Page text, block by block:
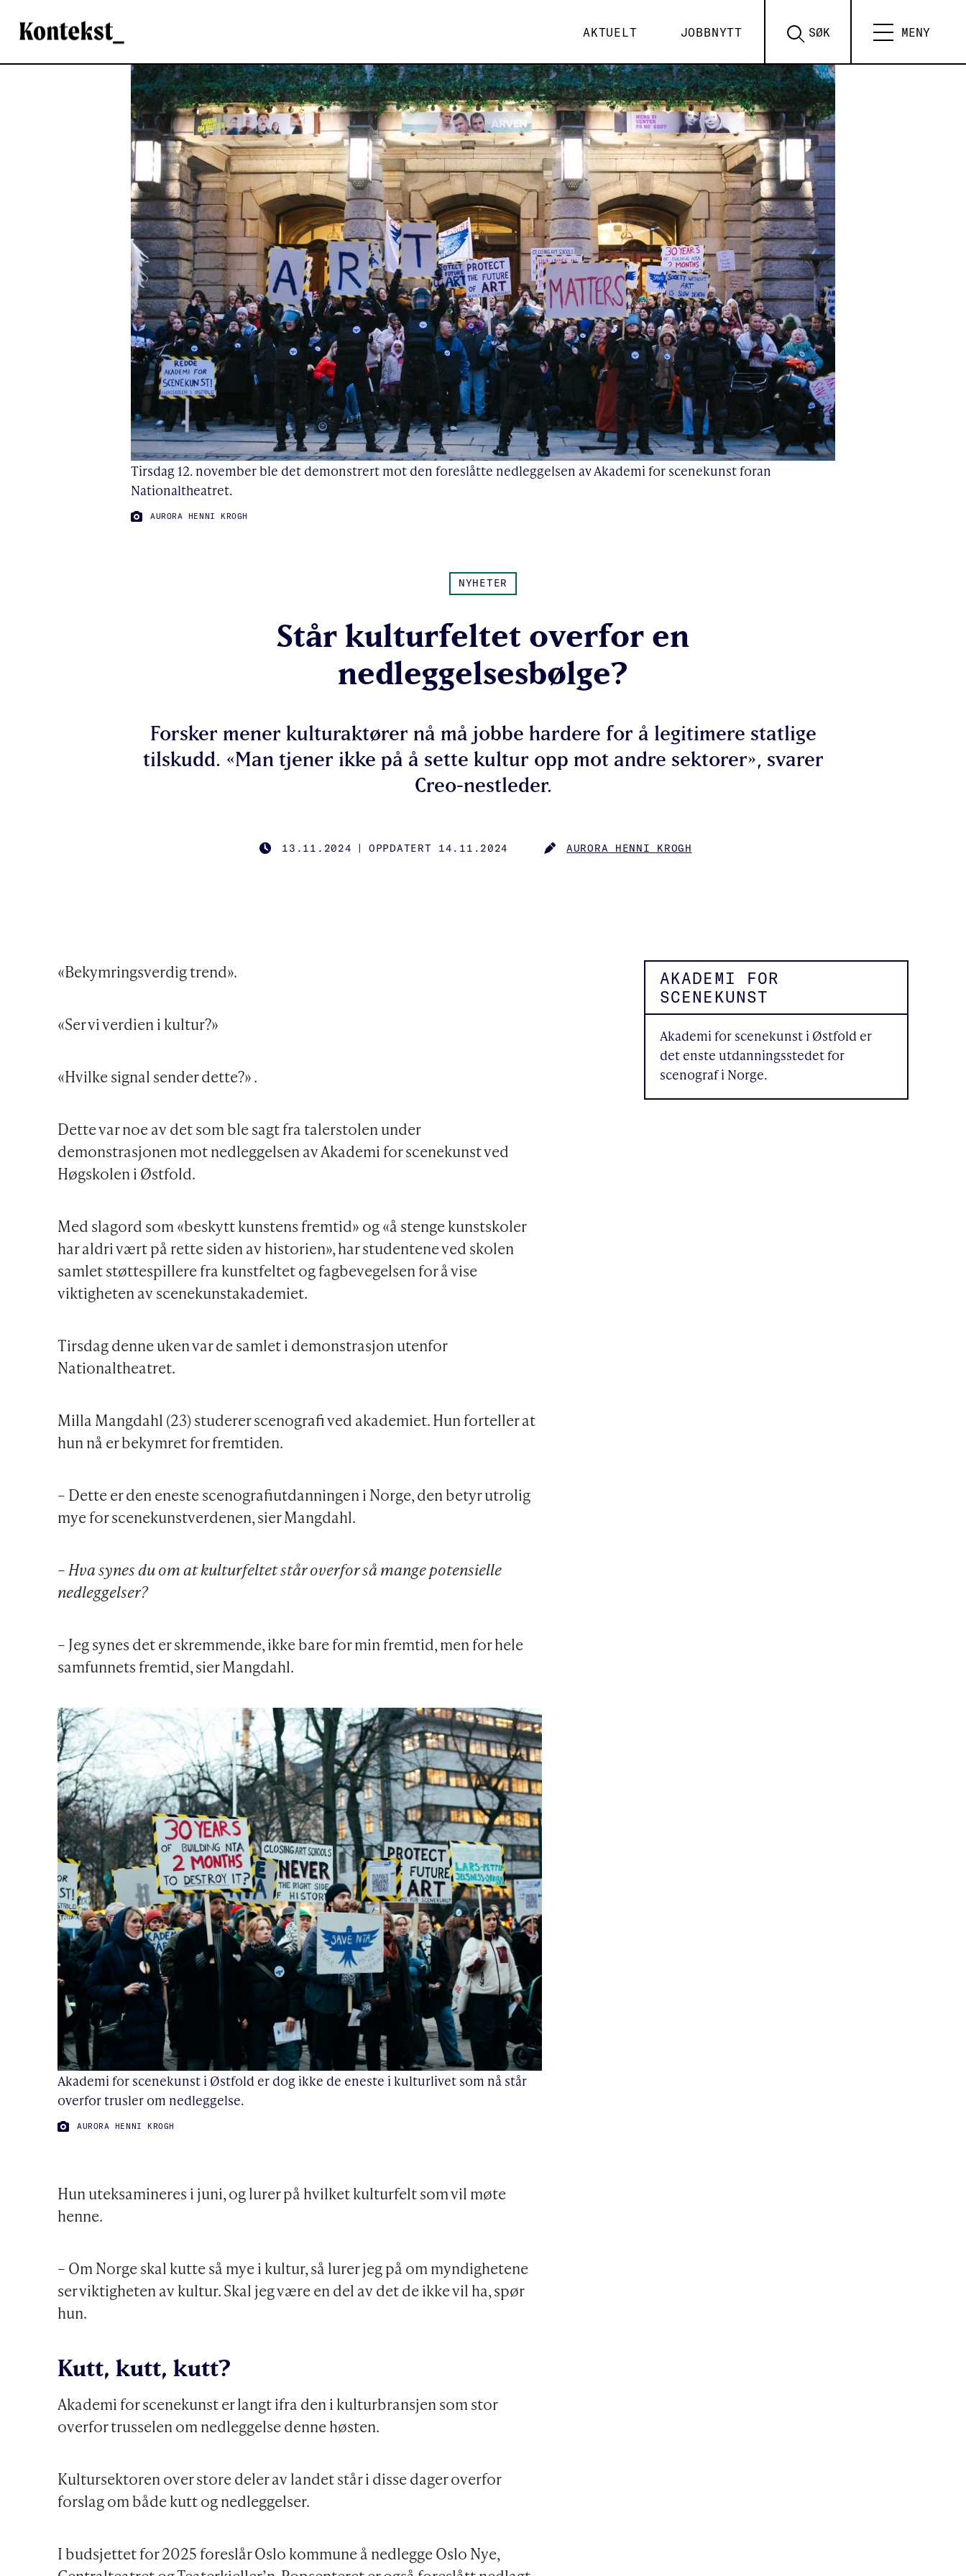
Kontekst AKTUELT JOBBNYTT SØK MENY
Tirsdag 12. november ble det demonstrert mot den foreslåtte nedleggelsen av Akademi for scenekunst foran
Nationaltheatret.
FOTO:
AURORA HENNI KROGH
NYHETER
Står kulturfeltet overfor en
nedleggelsesbølge?
Forsker mener kulturaktører nå må jobbe hardere for å legitimere statlige
tilskudd. «Man tjener ikke på å sette kultur opp mot andre sektorer», svarer
Creo-nestleder.
PUBLISHED
13.11.2024 | OPPDATERT 14.11.2024
AUTHOR
AURORA HENNI KROGH
«Bekymringsverdig trend».
«Ser vi verdien i kultur?»
«Hvilke signal sender dette?» .
Dette var noe av det som ble sagt fra talerstolen under
demonstrasjonen mot nedleggelsen av Akademi for scenekunst ved
Høgskolen i Østfold.
Med slagord som «beskytt kunstens fremtid» og «å stenge kunstskoler
har aldri vært på rette siden av historien», har studentene ved skolen
samlet støttespillere fra kunstfeltet og fagbevegelsen for å vise
viktigheten av scenekunstakademiet.
Tirsdag denne uken var de samlet i demonstrasjon utenfor
Nationaltheatret.
Milla Mangdahl (23) studerer scenografi ved akademiet. Hun forteller at
hun nå er bekymret for fremtiden.
– Dette er den eneste scenografiutdanningen i Norge, den betyr utrolig
mye for scenekunstverdenen, sier Mangdahl.
– Hva synes du om at kulturfeltet står overfor så mange potensielle
nedleggelser?
– Jeg synes det er skremmende, ikke bare for min fremtid, men for hele
samfunnets fremtid, sier Mangdahl.
Akademi for scenekunst i Østfold er dog ikke de eneste i kulturlivet som nå står
overfor trusler om nedleggelse.
FOTO:
AURORA HENNI KROGH
Hun uteksamineres i juni, og lurer på hvilket kulturfelt som vil møte
henne.
– Om Norge skal kutte så mye i kultur, så lurer jeg på om myndighetene
ser viktigheten av kultur. Skal jeg være en del av det de ikke vil ha, spør
hun.
Kutt, kutt, kutt?
Akademi for scenekunst er langt ifra den i kulturbransjen som stor
overfor trusselen om nedleggelse denne høsten.
Kultursektoren over store deler av landet står i disse dager overfor
forslag om både kutt og nedleggelser.
I budsjettet for 2025 foreslår Oslo kommune å nedlegge Oslo Nye,
AKADEMI FOR
SCENEKUNST
Akademi for scenekunst i Østfold er
det enste utdanningsstedet for
scenograf i Norge.